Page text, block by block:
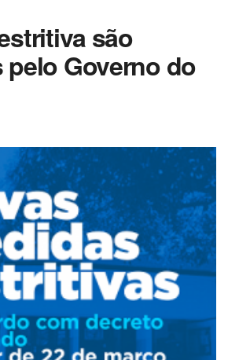
são
pelo Governo do